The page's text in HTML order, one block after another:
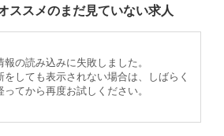
ススメのまだ見ていない求人
報の読み込みに失敗しました。
をしても表示されない場合は、しばらく
ってから再度お試しください。